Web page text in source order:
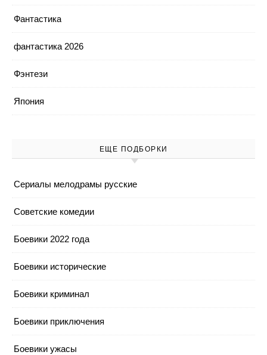
Фантастика
фантастика 2026
Фэнтези
Япония
ЕЩЕ ПОДБОРКИ
Cериалы мелодрамы русские
Cоветские комедии
Боевики 2022 года
Боевики исторические
Боевики криминал
Боевики приключения
Боевики ужасы